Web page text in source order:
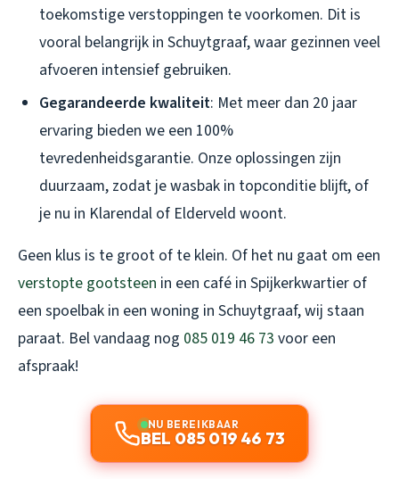
toekomstige verstoppingen te voorkomen. Dit is
vooral belangrijk in Schuytgraaf, waar gezinnen veel
afvoeren intensief gebruiken.
Gegarandeerde kwaliteit: Met meer dan 20 jaar
ervaring bieden we een 100%
tevredenheidsgarantie. Onze oplossingen zijn
duurzaam, zodat je wasbak in topconditie blijft, of
je nu in Klarendal of Elderveld woont.
Geen klus is te groot of te klein. Of het nu gaat om een
verstopte gootsteen in een café in Spijkerkwartier of
een spoelbak in een woning in Schuytgraaf, wij staan
paraat. Bel vandaag nog 085 019 46 73 voor een
afspraak!
NU BEREIKBAAR
BEL 085 019 46 73